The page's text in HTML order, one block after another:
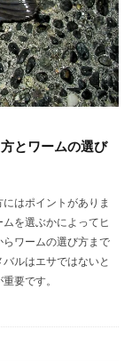
とワームの選び
はポイントがありま
を選ぶかによってヒ
ワームの選び方まで
ルはエサではないと
要です。